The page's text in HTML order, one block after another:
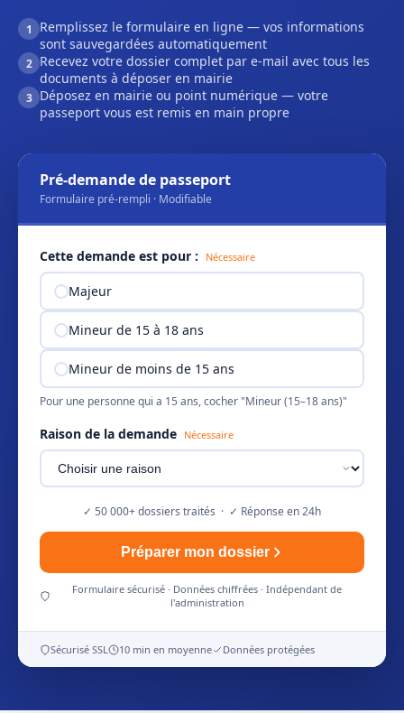
1
Remplissez le formulaire en ligne — vos informations
sont sauvegardées automatiquement
2 Recevez votre dossier complet par e-mail avec tous les
documents à déposer en mairie
3 Déposez en mairie ou point numérique — votre
passeport vous est remis en main propre
Pré-demande de passeport
Formulaire pré-rempli · Modifiable
Cette demande est pour : Nécessaire
Majeur
Mineur de 15 à 18 ans
Mineur de moins de 15 ans
Pour une personne qui a 15 ans, cocher "Mineur (15–18 ans)"
Raison de la demande Nécessaire
✓ 50 000+ dossiers traités · ✓ Réponse en 24h
Préparer mon dossier
Formulaire sécurisé · Données chiffrées · Indépendant de
l'administration
Sécurisé SSL 10 min en moyenne Données protégées